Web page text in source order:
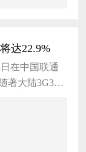
达22.9%
在中国联通
著大陆3G3G